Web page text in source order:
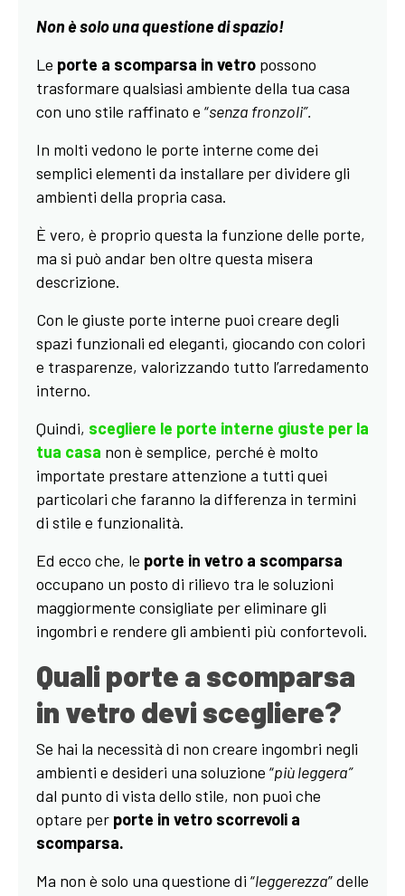
Non è solo una questione di spazio!
Le porte a scomparsa in vetro possono
trasformare qualsiasi ambiente della tua casa
con uno stile raffinato e “senza fronzoli”.
In molti vedono le porte interne come dei
semplici elementi da installare per dividere gli
ambienti della propria casa.
È vero, è proprio questa la funzione delle porte,
ma si può andar ben oltre questa misera
descrizione.
Con le giuste porte interne puoi creare degli
spazi funzionali ed eleganti, giocando con colori
e trasparenze, valorizzando tutto l’arredamento
interno.
Quindi, scegliere le porte interne giuste per la
tua casa non è semplice, perché è molto
importate prestare attenzione a tutti quei
particolari che faranno la differenza in termini
di stile e funzionalità.
Ed ecco che, le porte in vetro a scomparsa
occupano un posto di rilievo tra le soluzioni
maggiormente consigliate per eliminare gli
ingombri e rendere gli ambienti più confortevoli.
Quali porte a scomparsa
in vetro devi scegliere?
Se hai la necessità di non creare ingombri negli
ambienti e desideri una soluzione “più leggera”
dal punto di vista dello stile, non puoi che
optare per porte in vetro scorrevoli a
scomparsa.
Ma non è solo una questione di “leggerezza” delle